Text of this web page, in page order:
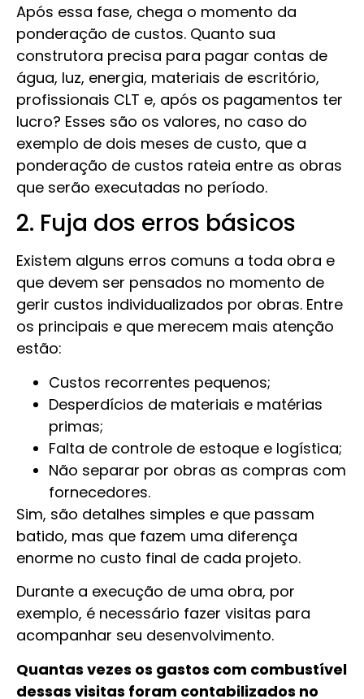
Após essa fase, chega o momento da
ponderação de custos. Quanto sua
construtora precisa para pagar contas de
água, luz, energia, materiais de escritório,
profissionais CLT e, após os pagamentos ter
lucro? Esses são os valores, no caso do
exemplo de dois meses de custo, que a
ponderação de custos rateia entre as obras
que serão executadas no período.
2. Fuja dos erros básicos
Existem alguns erros comuns a toda obra e
que devem ser pensados no momento de
gerir custos individualizados por obras. Entre
os principais e que merecem mais atenção
estão:
Custos recorrentes pequenos;
Desperdícios de materiais e matérias
primas;
Falta de controle de estoque e logística;
Não separar por obras as compras com
fornecedores.
Sim, são detalhes simples e que passam
batido, mas que fazem uma diferença
enorme no custo final de cada projeto.
Durante a execução de uma obra, por
exemplo, é necessário fazer visitas para
acompanhar seu desenvolvimento.
Quantas vezes os gastos com combustível
dessas visitas foram contabilizados no